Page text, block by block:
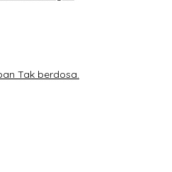
Tak berdosa.